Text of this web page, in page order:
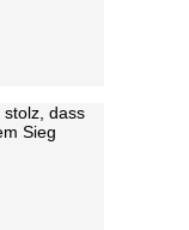
stolz, dass
Sieg